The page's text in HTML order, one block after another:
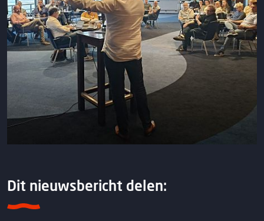
Dit nieuwsbericht delen: